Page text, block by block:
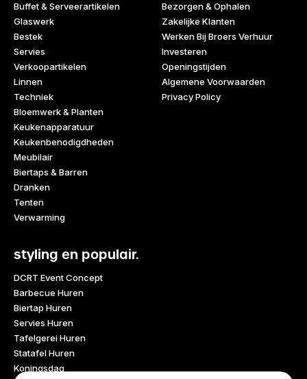
Buffet & Serveerartikelen
Glaswerk
Bestek
Servies
Verkoopartikelen
Linnen
Techniek
Bloemwerk & Planten
Keukenapparatuur
Keukenbenodigdheden
Meubilair
Biertaps & Barren
Dranken
Tenten
Verwarming
Bezorgen & Ophalen
Zakelijke Klanten
Werken Bij Broers Verhuur
Investeren
Openingstijden
Algemene Voorwaarden
Privacy Policy
styling en populair.
DCRT Event Concept
Barbecue Huren
Biertap Huren
Servies Huren
Tafelgerei Huren
Statafel Huren
Koningsdag